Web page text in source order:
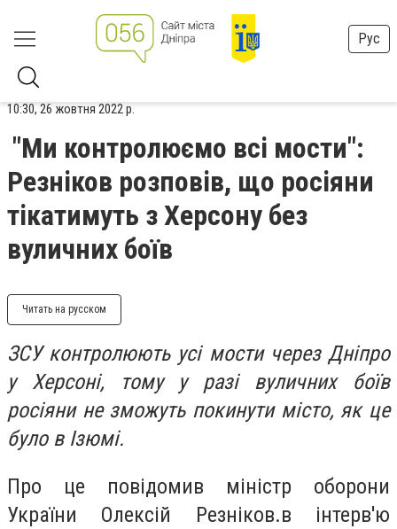
Рус
10:30, 26 жовтня 2022 р.
"Ми контролюємо всі мости":
Резніков розповів, що росіяни
тікатимуть з Херсону без
вуличних боїв
Читать на русском
ЗСУ контролюють усі мости через Дніпро
у Херсоні, тому у разі вуличних боїв
росіяни не зможуть покинути місто, як це
було в Ізюмі.
Про це повідомив міністр оборони
України Олексій Резніков.в інтерв'ю